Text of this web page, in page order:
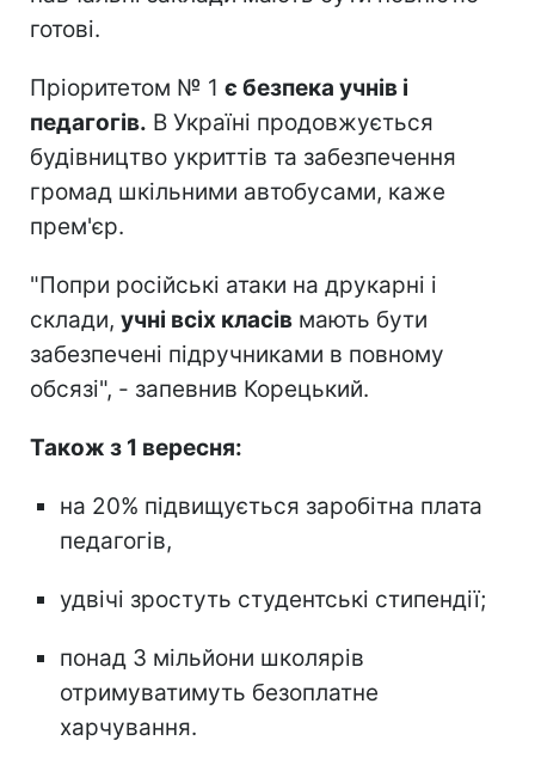
готові.
Пріоритетом № 1 є безпека учнів і
педагогів. В Україні продовжується
будівництво укриттів та забезпечення
громад шкільними автобусами, каже
прем'єр.
"Попри російські атаки на друкарні і
склади, учні всіх класів мають бути
забезпечені підручниками в повному
обсязі", - запевнив Корецький.
Також з 1 вересня:
на 20% підвищується заробітна плата
педагогів,
удвічі зростуть студентські стипендії;
понад 3 мільйони школярів
отримуватимуть безоплатне
харчування.